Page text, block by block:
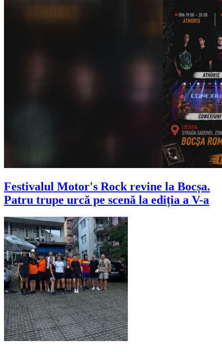
Festivalul Motor's Rock revine la Bocșa.
Patru trupe urcă pe scenă la ediția a V-a